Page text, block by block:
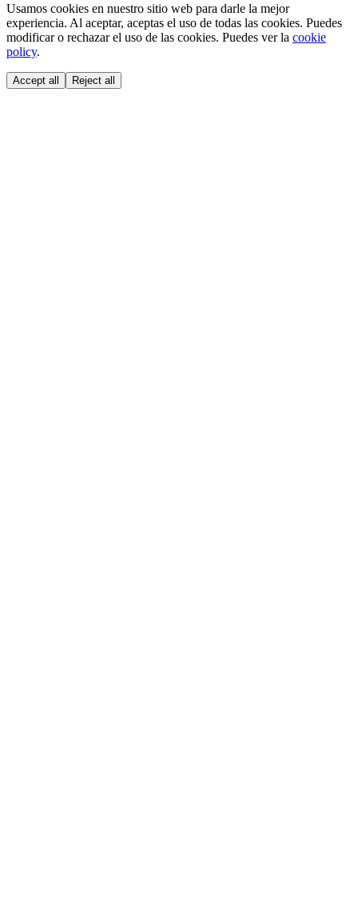
Usamos cookies en nuestro sitio web para darle la mejor
experiencia. Al aceptar, aceptas el uso de todas las cookies. Puedes
modificar o rechazar el uso de las cookies. Puedes ver la cookie
policy.
Accept all Reject all